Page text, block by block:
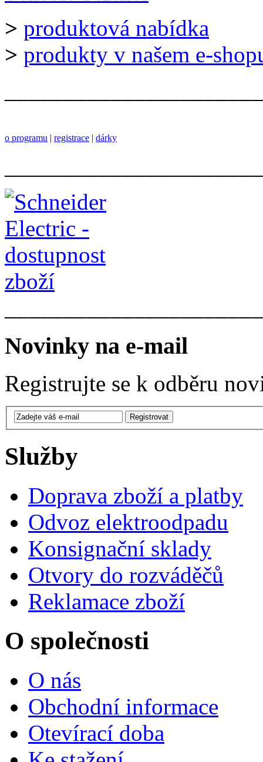
> produktová nabídka
> produkty v našem e-
o programu | registrace | dárky
Novinky na e-mail
Registrujte se k odběru
Služby
Doprava zboží a platby
Odvoz elektroodpadu
Konsignační sklady
Otvory do rozváděčů
Reklamace zboží
O společnosti
O nás
Obchodní informace
Otevírací doba